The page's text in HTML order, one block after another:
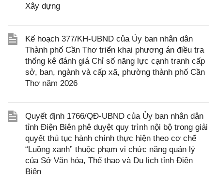
Xây dựng
Kế hoạch 377/KH-UBND của Ủy ban nhân dân
Thành phố Cần Thơ triển khai phương án điều tra
thống kê đánh giá Chỉ số năng lực cạnh tranh cấp
sở, ban, ngành và cấp xã, phường thành phố Cần
Thơ năm 2026
Quyết định 1766/QĐ-UBND của Ủy ban nhân dân
tỉnh Điện Biên phê duyệt quy trình nội bộ trong giải
quyết thủ tục hành chính thực hiện theo cơ chế
“Luồng xanh” thuộc phạm vi chức năng quản lý
của Sở Văn hóa, Thể thao và Du lịch tỉnh Điện
Biên